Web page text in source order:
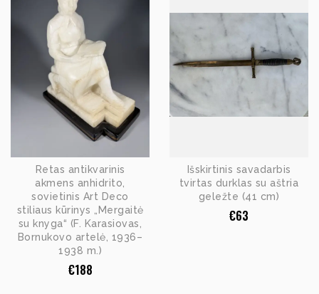
Retas antikvarinis
akmens anhidrito,
sovietinis Art Deco
stiliaus kūrinys „Mergaitė
su knyga“ (F. Karasiovas,
Bornukovo artelė, 1936–
1938 m.)
€188
Išskirtinis savadarbis
tvirtas durklas su aštria
geležte (41 cm)
€63